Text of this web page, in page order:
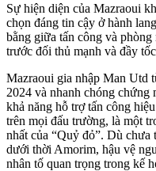
Sự hiện diện của Mazraoui
chọn đáng tin cậy ở hành
bằng giữa tấn công và
trước đối thủ mạnh và đầy
Mazraoui gia nhập Man Utd
2024 và nhanh chóng
khả năng hỗ trợ tấn công
trên mọi đấu trường, là một
nhất của “Quỷ đỏ”. Dù chưa
dưới thời Amorim, hậu vệ
nhân tố quan trọng trong kế